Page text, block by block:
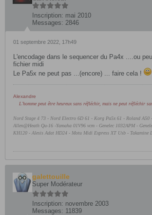
Inscription: mai 2010
Messages: 2846
01 septembre 2022, 17h49
L'encodage dans le sequencer du Pa4x ....ou
fichier midi
Le Pa5x ne peut pas ...(encore) ... faire cela !
Alexandre
L'homme peut être heureux sans réfléchir, mais ne peut réfléchir
Nord Stage 4 73 - Nord Electro 6D 61 - Korg Pa5x 61 - Roland A50
Allen@Heath Qu-16 -Yamaha 01V96 vcm - Genelec 1032APM -
KH120 - Alesis Adat HD24 - Motu Midi Express XT Usb - Takamine
galettouille
Super Modérateur
Inscription: novembre 2003
Messages: 11839